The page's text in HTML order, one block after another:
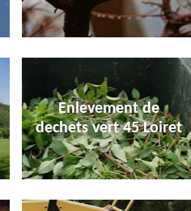
Enlevement de
dechets vert 45 Loiret